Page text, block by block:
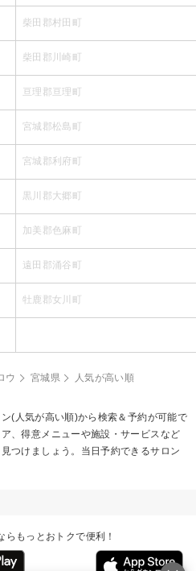
柴田郡村田町
柴田郡川崎町
亘理郡亘理町
宮城郡松島町
宮城郡利府町
黒川郡大郷町
加美郡色麻町
遠田郡涌谷町
牡鹿郡女川町
ウ 宮城県 人気が高い順
(人気が高い順)から検索＆予約が可能で
、得意メニューや施設・サービスなど
つけましょう。当日予約できるサロン
らもっとおトクで便利！